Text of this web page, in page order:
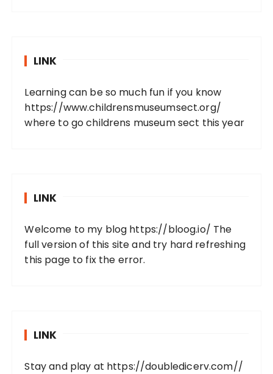
LINK
Learning can be so much fun if you know
https://www.childrensmuseumsect.org/
where to go childrens museum sect this year
LINK
Welcome to my blog https://bloog.io/ The
full version of this site and try hard refreshing
this page to fix the error.
LINK
Stay and play at https://doubledicerv.com//